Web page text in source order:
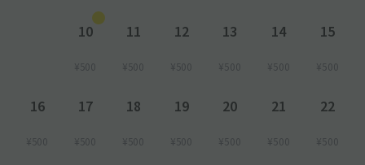
10
¥500
11
¥500
12
¥500
13
¥500
14
¥500
15
¥500
16
¥500
17
¥500
18
¥500
19
¥500
20
¥500
21
¥500
22
¥500